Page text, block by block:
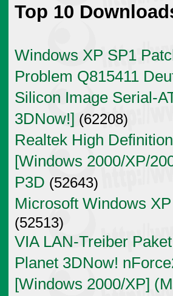
Top 10
Windows XP SP1
Problem Q815411
Silicon Image Serial-
3DNow!] (62208)
Realtek High
[Windows 2000/XP/
P3D (52643)
Microsoft Windows
(52513)
VIA LAN-Treiber
Planet 3DNow!
[Windows 2000/XP]